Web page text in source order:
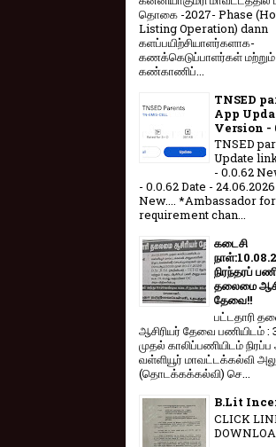
தொகை -2027- Phase
Listing Operation) dann
களப்பயிற்சியாளர்களாக-
கணக்கெடுப்பாளர்கள் மற்றும்
கண்காணிப்...
TNSED
App
Version -
TNSED
Update
- 0.0.62
- 0.0.62 Date -
New.... *Ambassador
requirement chan...
கடைசி
நிரந்தரப்
தலைமை
தேவை!!
பட்டதாரி
ஆசிரியர் தேவை பணியிடம் :
முதல் காலிப்பணியிடம் நிரப்ப
வள்ளியூர் மாவட்டக்கல்வி
(தொடக்கக்கல்வி) செ...
B.Lit
CLICK